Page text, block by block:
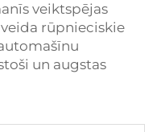
veiktspējas
rūpnieciskie
un augstas